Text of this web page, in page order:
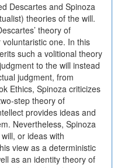
Descartes and Spinoza
theories of the will.
theory of
one. In this
such a volitional theory
to the will instead
judgment, from
Ethics, Spinoza criticizes
step theory of
provides ideas and
Nevertheless, Spinoza
or ideas with
view as a deterministic
as an identity theory of